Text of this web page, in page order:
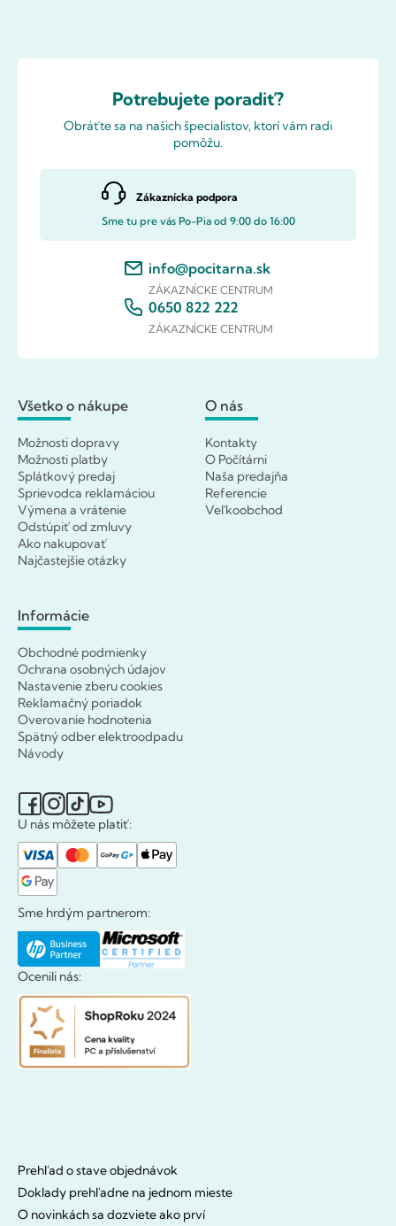
Potrebujete poradiť?
Obráťte sa na našich špecialistov, ktorí vám radi
pomôžu.
Zákaznícka podpora
Sme tu pre vás Po-Pia od 9:00 do 16:00
info@pocitarna.sk
ZÁKAZNÍCKE CENTRUM
0650 822 222
ZÁKAZNÍCKE CENTRUM
Všetko o nákupe
Možnosti dopravy
Možnosti platby
Splátkový predaj
Sprievodca reklamáciou
Výmena a vrátenie
Odstúpiť od zmluvy
Ako nakupovať
Najčastejšie otázky
O nás
Kontakty
O Počítárni
Naša predajňa
Referencie
Veľkoobchod
Informácie
Obchodné podmienky
Ochrana osobných údajov
Nastavenie zberu cookies
Reklamačný poriadok
Overovanie hodnotenia
Spätný odber elektroodpadu
Návody
U nás môžete platiť:
Sme hrdým partnerom:
Ocenili nás:
Prehľad o stave objednávok
Doklady prehľadne na jednom mieste
O novinkách sa dozviete ako prví